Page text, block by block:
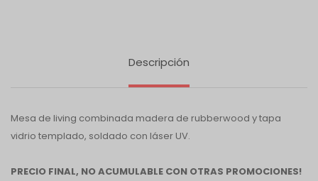
Descripción
Mesa de living combinada madera de rubberwood y tapa
vidrio templado, soldado con láser UV.
PRECIO FINAL, NO ACUMULABLE CON OTRAS PROMOCIONES!